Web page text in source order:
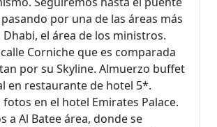
por una de las áreas más
Dhabi, el área de los ministros.
Corniche que es comparada
por su Skyline. Almuerzo buffet
en restaurante de hotel 5*.
en el hotel Emirates Palace.
a Al Batee área, donde se